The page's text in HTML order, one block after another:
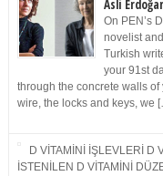
Asli
On PEN’s
novelist
Turkish
your 91st
through the concrete walls
wire, the locks and keys, we
D VİTAMİNİ İŞLEVLERİ D
İSTENİLEN D VİTAMİNİ